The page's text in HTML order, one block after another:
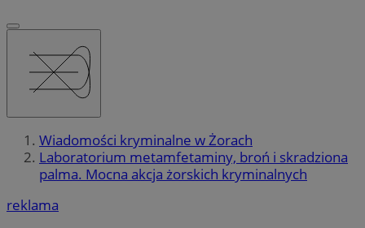
Wiadomości kryminalne w Żorach
Laboratorium metamfetaminy, broń i skradziona
palma. Mocna akcja żorskich kryminalnych
reklama